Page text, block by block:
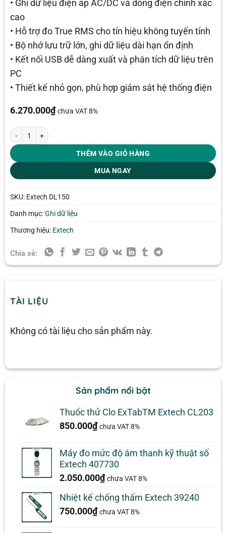
• Ghi dữ liệu điện áp AC/DC và dòng điện chính xác
cao
• Hỗ trợ đo True RMS cho tín hiệu không tuyến tính
• Bộ nhớ lưu trữ lớn, ghi dữ liệu dài hạn ổn định
• Kết nối USB dễ dàng xuất và phân tích dữ liệu trên
PC
• Thiết kế nhỏ gọn, phù hợp giám sát hệ thống điện
6.270.000₫ chưa VAT 8%
Máy ghi dữ liệu dòng điện, điện áp Extech DL150 số lượng
THÊM VÀO GIỎ HÀNG
MUA NGAY
SKU: Extech DL150
Danh mục:Ghi dữ liệu
Thương hiệu: Extech
Chia sẻ:
TÀI LIỆU
Không có tài liệu cho sản phẩm này.
Sản phẩm nổi bật
Thuốc thử Clo ExTabTM Extech CL203
850.000₫ chưa VAT 8%
Máy đo mức độ âm thanh kỹ thuật số
Extech 407730
2.050.000₫ chưa VAT 8%
Nhiệt kế chống thấm Extech 39240
750.000₫ chưa VAT 8%